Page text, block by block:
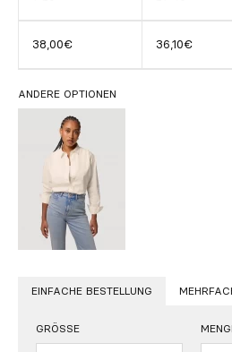
38,00€ 36,10€
ANDERE OPTIONEN
EINFACHE BESTELLUNG
GRÖSSE